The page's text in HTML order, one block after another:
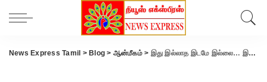
News Express Tamil > Blog > ஆன்மீகம்> இது இல்லாத இடமே இல்லை… இங்கேயும் வந்துவிட்டது ஏஐ